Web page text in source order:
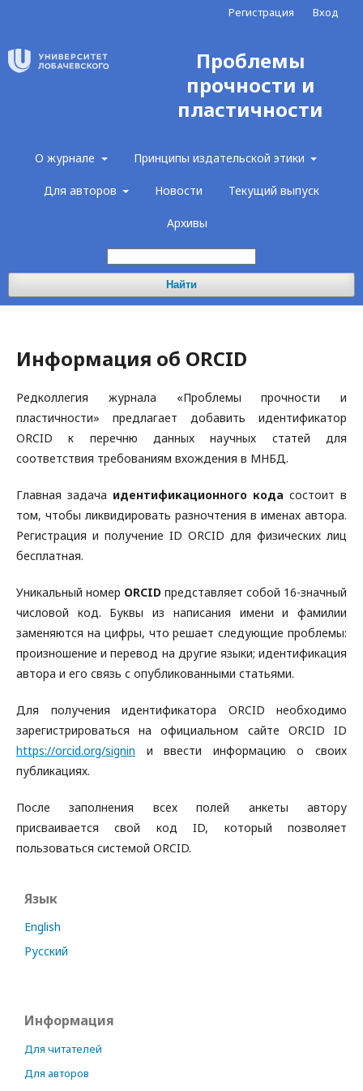
Проблемы
прочности и
пластичности
О журнале Принципы издательской этики
Для авторов Новости Текущий выпуск
Архивы
Найти
Регистрация Вход
Информация об ORCID
Редколлегия журнала «Проблемы прочности и
пластичности» предлагает добавить идентификатор
ORCID к перечню данных научных статей для
соответствия требованиям вхождения в МНБД.
Главная задача идентификационного кода состоит в
том, чтобы ликвидировать разночтения в именах автора.
Регистрация и получение ID ORCID для физических лиц
бесплатная.
Уникальный номер ORCID представляет собой 16-значный
числовой код. Буквы из написания имени и фамилии
заменяются на цифры, что решает следующие проблемы:
произношение и перевод на другие языки; идентификация
автора и его связь с опубликованными статьями.
Для получения идентификатора ORCID необходимо
зарегистрироваться на официальном сайте ORCID ID
https://orcid.org/signin и ввести информацию о своих
публикациях.
После заполнения всех полей анкеты автору
присваивается свой код ID, который позволяет
пользоваться системой ORCID.
Язык
English
Русский
Информация
Для читателей
Для авторов